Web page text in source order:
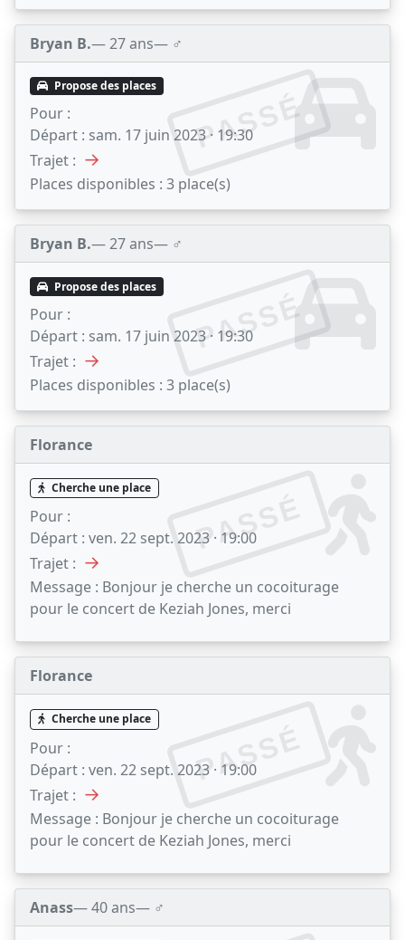
Bryan B.— 27 ans— ♂️
PASSÉ
Propose des places
Pour :
Départ : sam. 17 juin 2023 · 19:30
Trajet : →
Places disponibles : 3 place(s)
Bryan B.— 27 ans— ♂️
PASSÉ
Propose des places
Pour :
Départ : sam. 17 juin 2023 · 19:30
Trajet : →
Places disponibles : 3 place(s)
Florance
PASSÉ
Cherche une place
Pour :
Départ : ven. 22 sept. 2023 · 19:00
Trajet : →
Message : Bonjour je cherche un cocoiturage
pour le concert de Keziah Jones, merci
Florance
PASSÉ
Cherche une place
Pour :
Départ : ven. 22 sept. 2023 · 19:00
Trajet : →
Message : Bonjour je cherche un cocoiturage
pour le concert de Keziah Jones, merci
Anass— 40 ans— ♂️